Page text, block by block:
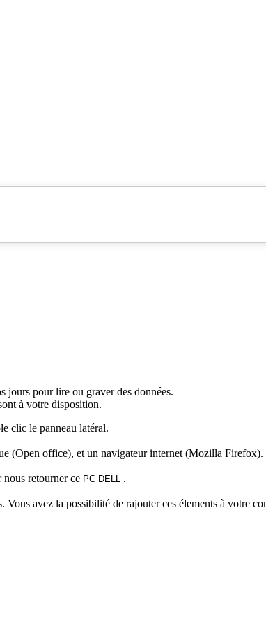
jours pour lire ou graver des données.
à votre disposition.
clic le panneau latéral.
(Open office), et un navigateur internet (Mozilla Firefox).
nous retourner ce PC DELL .
avez la possibilité de rajouter ces élements à votre